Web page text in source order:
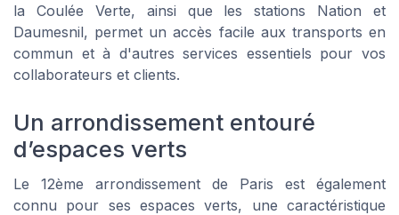
la Coulée Verte, ainsi que les stations Nation et
Daumesnil, permet un accès facile aux transports en
commun et à d'autres services essentiels pour vos
collaborateurs et clients.
Un arrondissement entouré
d’espaces verts
Le 12ème arrondissement de Paris est également
connu pour ses espaces verts, une caractéristique